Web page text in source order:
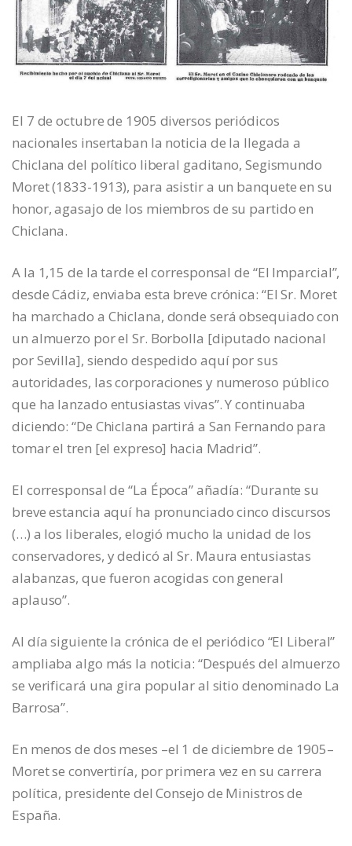
El 7 de octubre de 1905 diversos periódicos
nacionales insertaban la noticia de la llegada a
Chiclana del político liberal gaditano, Segismundo
Moret (1833-1913), para asistir a un banquete en su
honor, agasajo de los miembros de su partido en
Chiclana.
A la 1,15 de la tarde el corresponsal de “El Imparcial”,
desde Cádiz, enviaba esta breve crónica: “El Sr. Moret
ha marchado a Chiclana, donde será obsequiado con
un almuerzo por el Sr. Borbolla [diputado nacional
por Sevilla], siendo despedido aquí por sus
autoridades, las corporaciones y numeroso público
que ha lanzado entusiastas vivas”. Y continuaba
diciendo: “De Chiclana partirá a San Fernando para
tomar el tren [el expreso] hacia Madrid”.
El corresponsal de “La Época” añadía: “Durante su
breve estancia aquí ha pronunciado cinco discursos
(…) a los liberales, elogió mucho la unidad de los
conservadores, y dedicó al Sr. Maura entusiastas
alabanzas, que fueron acogidas con general
aplauso”.
Al día siguiente la crónica de el periódico “El Liberal”
ampliaba algo más la noticia: “Después del almuerzo
se verificará una gira popular al sitio denominado La
Barrosa”.
En menos de dos meses –el 1 de diciembre de 1905–
Moret se convertiría, por primera vez en su carrera
política, presidente del Consejo de Ministros de
España.